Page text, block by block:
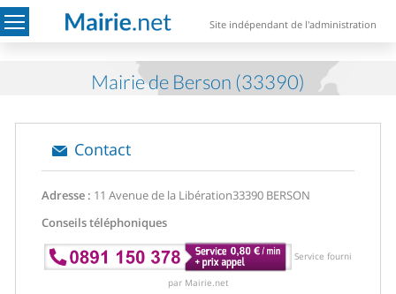
Site indépendant de l'administration
Mairie de Berson (33390)
Contact
Adresse : 11 Avenue de la Libération33390 BERSON
Conseils téléphoniques
Service fourni
par Mairie.net